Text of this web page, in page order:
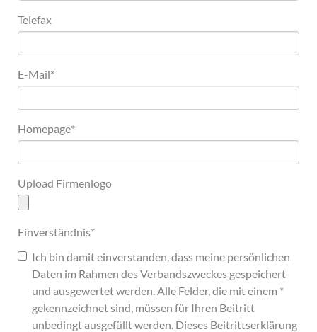
Telefax
E-Mail*
Homepage*
Upload Firmenlogo
Einverständnis*
Ich bin damit einverstanden, dass meine persönlichen
Daten im Rahmen des Verbandszweckes gespeichert
und ausgewertet werden. Alle Felder, die mit einem *
gekennzeichnet sind, müssen für Ihren Beitritt
unbedingt ausgefüllt werden. Dieses Beitrittserklärung